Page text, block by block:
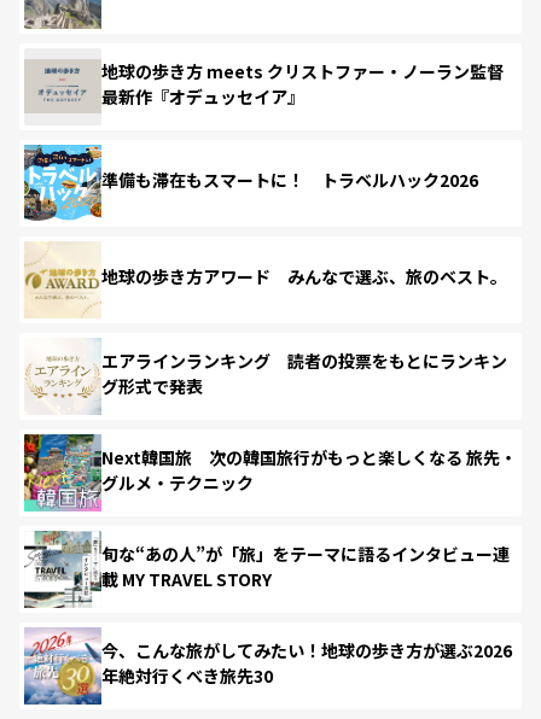
地球の歩き方 meets クリストファー・ノーラン監督
最新作『オデュッセイア』
準備も滞在もスマートに！ トラベルハック2026
地球の歩き方アワード みんなで選ぶ、旅のベスト。
エアラインランキング 読者の投票をもとにランキン
グ形式で発表
Next韓国旅 次の韓国旅行がもっと楽しくなる 旅先・
グルメ・テクニック
旬な“あの人”が「旅」をテーマに語るインタビュー連
載 MY TRAVEL STORY
今、こんな旅がしてみたい！地球の歩き方が選ぶ2026
年絶対行くべき旅先30